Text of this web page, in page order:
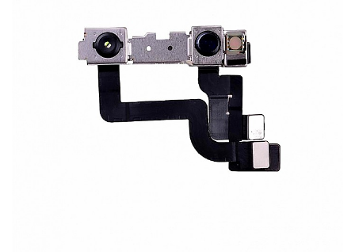
A2289 (Retina 13” 2020)
A2338 (M1/M2 13” 2020-2022)
A2442 (M1 14” 2021)
A2485 (M1 16” 2021)
A2779 (M2 14” 2023)